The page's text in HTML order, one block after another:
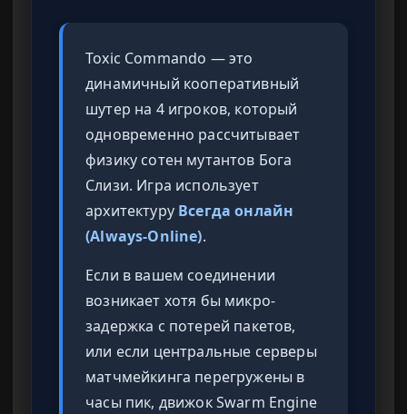
Toxic Commando — это
динамичный кооперативный
шутер на 4 игроков, который
одновременно рассчитывает
физику сотен мутантов Бога
Слизи. Игра использует
архитектуру Всегда онлайн
(Always-Online).
Если в вашем соединении
возникает хотя бы микро-
задержка с потерей пакетов,
или если центральные серверы
матчмейкинга перегружены в
часы пик, движок Swarm Engine